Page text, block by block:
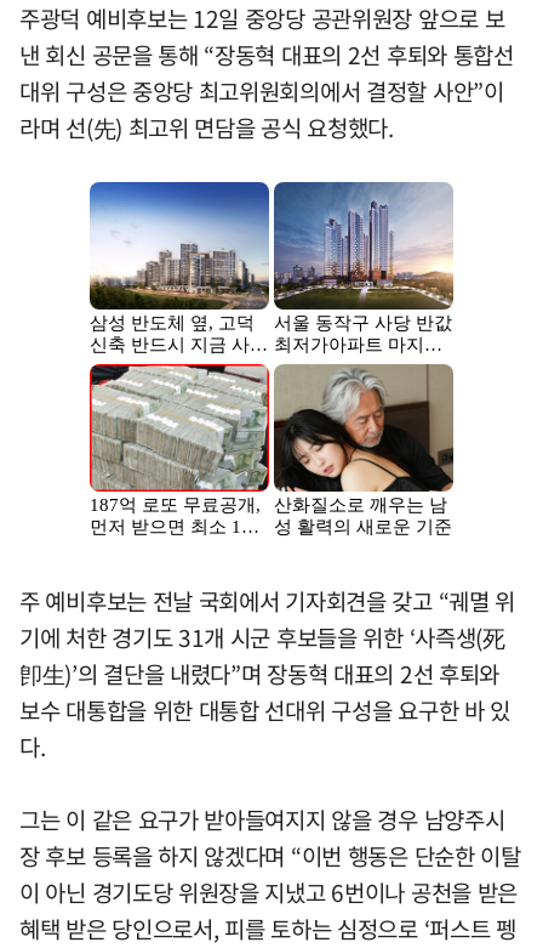
주광덕 예비후보는 12일 중앙당 공관위원장 앞으로 보
낸 회신 공문을 통해 “장동혁 대표의 2선 후퇴와 통합선
대위 구성은 중앙당 최고위원회의에서 결정할 사안”이
라며 선(先) 최고위 면담을 공식 요청했다.
주 예비후보는 전날 국회에서 기자회견을 갖고 “궤멸 위
기에 처한 경기도 31개 시군 후보들을 위한 ‘사즉생(死
卽生)’의 결단을 내렸다”며 장동혁 대표의 2선 후퇴와
보수 대통합을 위한 대통합 선대위 구성을 요구한 바 있
다.
그는 이 같은 요구가 받아들여지지 않을 경우 남양주시
장 후보 등록을 하지 않겠다며 “이번 행동은 단순한 이탈
이 아닌 경기도당 위원장을 지냈고 6번이나 공천을 받은
혜택 받은 당인으로서, 피를 토하는 심정으로 ‘퍼스트 펭